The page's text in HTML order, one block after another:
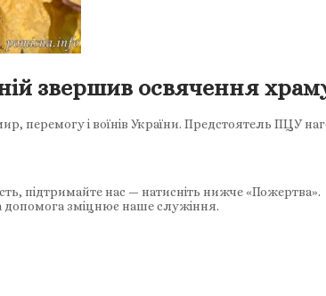
звершив освячення
перемогу і воїнів України. Предстоятель ПЦУ
підтримайте нас — натисніть нижче «Пожертва».
допомога зміцнює наше служіння.